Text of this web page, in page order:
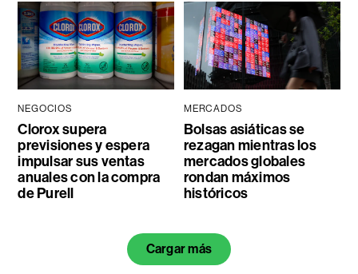
NEGOCIOS
Clorox supera
previsiones y espera
impulsar sus ventas
anuales con la compra
de Purell
MERCADOS
Bolsas asiáticas se
rezagan mientras los
mercados globales
rondan máximos
históricos
Cargar más